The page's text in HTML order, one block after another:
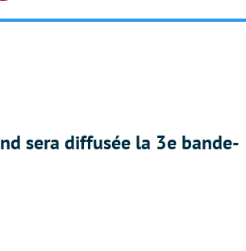
sera diffusée la 3e bande-